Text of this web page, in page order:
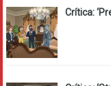
Crítica: